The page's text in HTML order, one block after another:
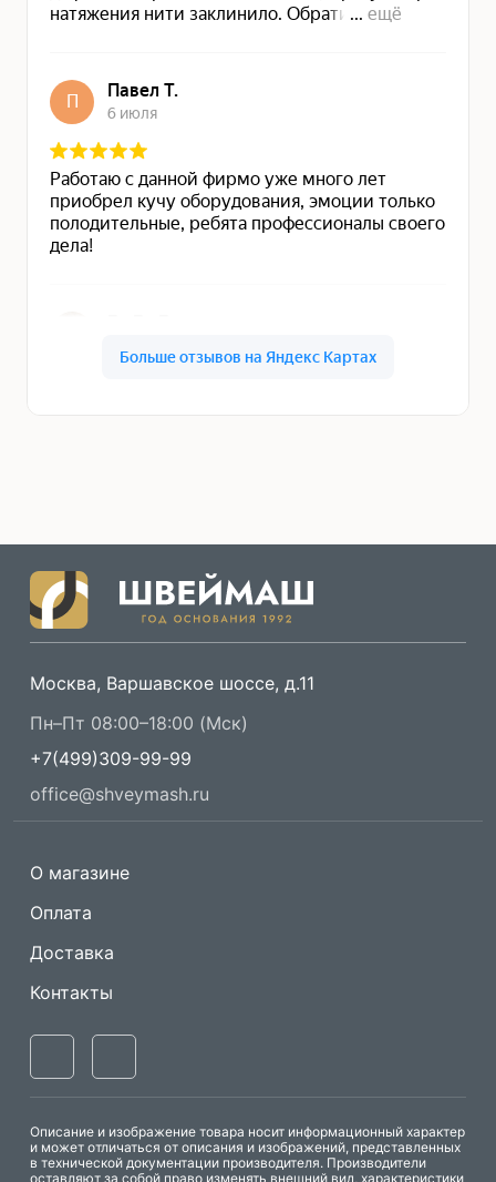
Москва, Варшавское шоссе, д.11
Пн–Пт 08:00–18:00 (Мск)
+7(499)309-99-99
office@shveymash.ru
О магазине
Оплата
Доставка
Контакты
Описание и изображение товара носит информационный характер
и может отличаться от описания и изображений, представленных
в технической документации производителя. Производители
оставляют за собой право изменять внешний вид, характеристики